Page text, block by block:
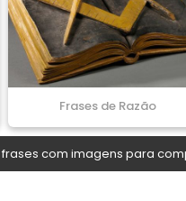
Frases de Razão
com imagens para